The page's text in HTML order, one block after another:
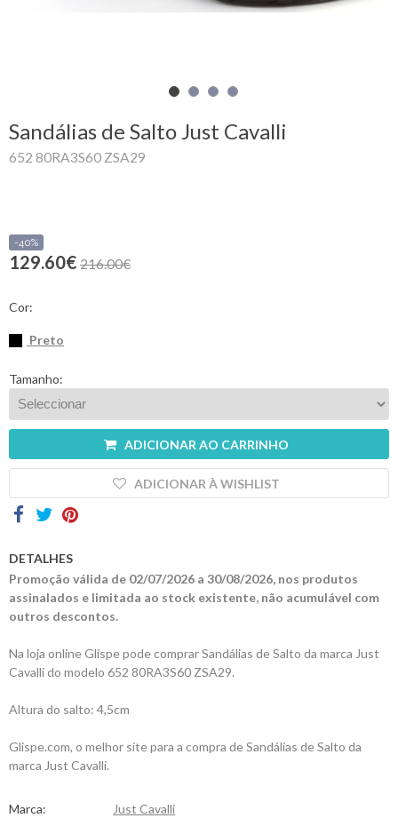
Mulher
Marcas
Outlet
Sandálias de Salto Just Cavalli
652 80RA3S60 ZSA29
-40%
129.60€ 216.00€
Cor:
Preto
Tamanho:
ADICIONAR AO CARRINHO
ADICIONAR À WISHLIST
DETALHES
Promoção válida de 02/07/2026 a 30/08/2026, nos produtos
assinalados e limitada ao stock existente, não acumulável com
outros descontos.
Na loja online Glispe pode comprar Sandálias de Salto da marca Just
Cavalli do modelo 652 80RA3S60 ZSA29.
Altura do salto: 4,5cm
Glispe.com, o melhor site para a compra de Sandálias de Salto da
marca Just Cavalli.
Marca: Just Cavalli